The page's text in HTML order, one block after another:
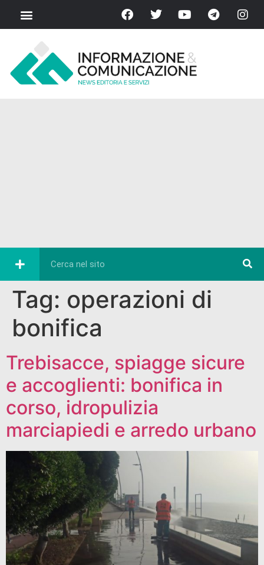
Tag: operazioni di
bonifica
Trebisacce, spiagge sicure
e accoglienti: bonifica in
corso, idropulizia
marciapiedi e arredo urbano